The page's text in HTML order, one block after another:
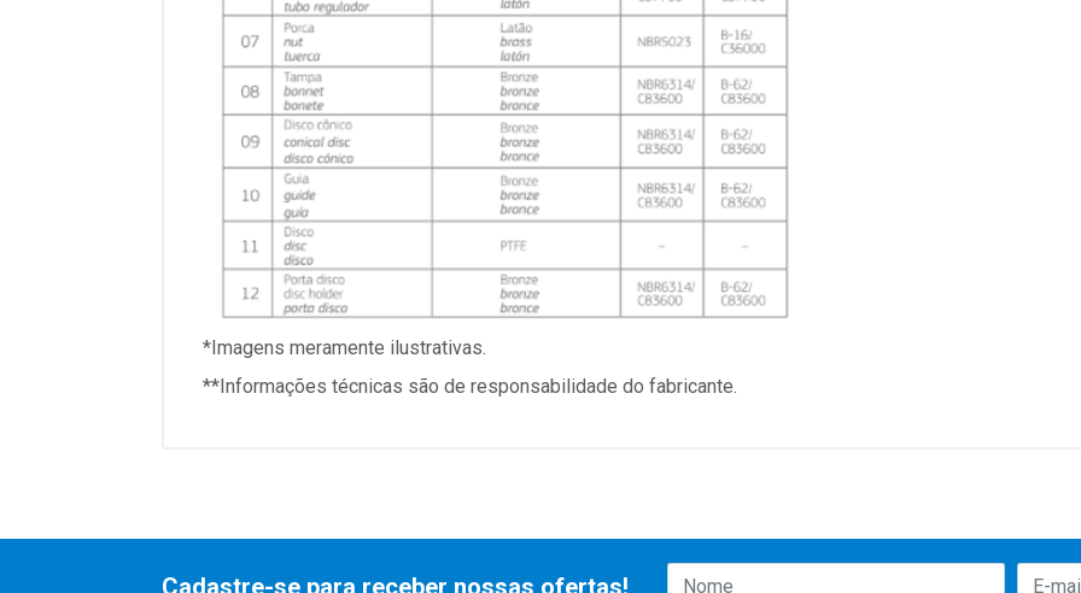
*Imagens meramente ilustrativas.
**Informações técnicas são de responsabilidade do fabricante.